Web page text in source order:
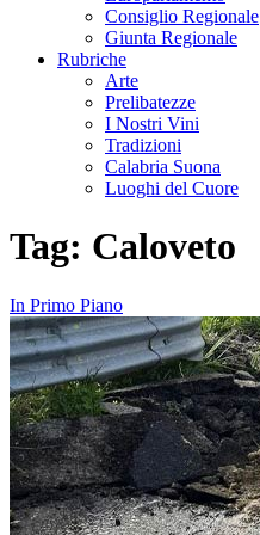
Consiglio Regionale
Giunta Regionale
Rubriche
Arte
Prelibatezze
I Nostri Vini
Tradizioni
Calabria Suona
Luoghi del Cuore
Tag: Caloveto
In Primo Piano